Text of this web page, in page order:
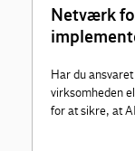
Netværk
Har du
virksomheden
for at sikre, at